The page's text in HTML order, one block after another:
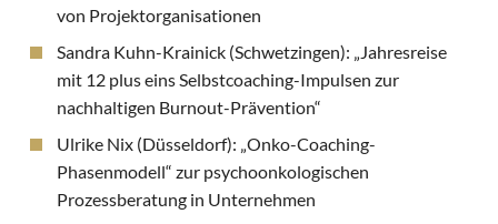
von Projektorganisationen
Sandra Kuhn-Krainick (Schwetzingen): „Jahresreise
mit 12 plus eins Selbstcoaching-Impulsen zur
nachhaltigen Burnout-Prävention“
Ulrike Nix (Düsseldorf): „Onko-Coaching-
Phasenmodell“ zur psychoonkologischen
Prozessberatung in Unternehmen